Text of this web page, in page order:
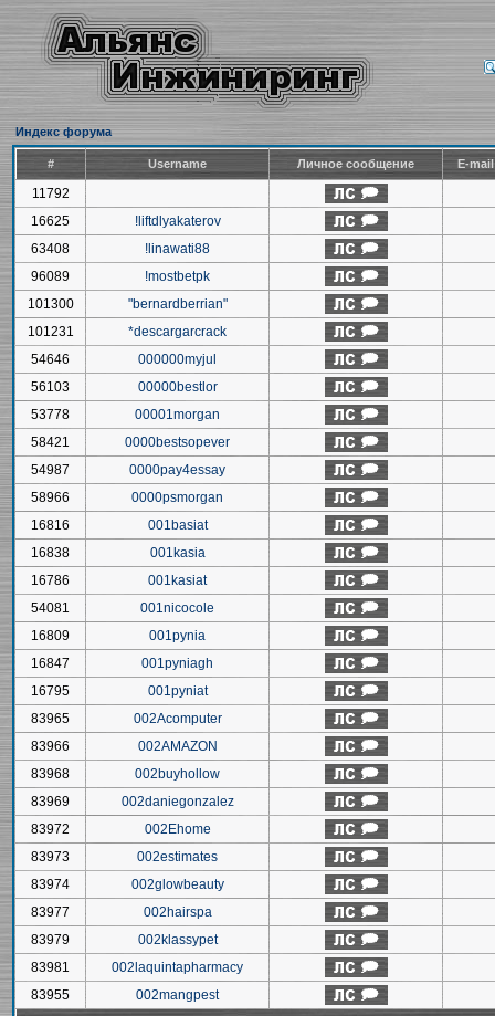
Индекс форума
# Username Личное сообщение E-
11792
16625
!liftdlyakaterov
63408
!linawati88
96089
!mostbetpk
101300
"bernardberrian"
101231
*descargarcrack
54646
000000myjul
56103
00000bestlor
53778
00001morgan
58421
0000bestsopever
54987
0000pay4essay
58966
0000psmorgan
16816
001basiat
16838
001kasia
16786
001kasiat
54081
001nicocole
16809
001pynia
16847
001pyniagh
16795
001pyniat
83965
002Acomputer
83966
002AMAZON
83968
002buyhollow
83969
002daniegonzalez
83972
002Ehome
83973
002estimates
83974
002glowbeauty
83977
002hairspa
83979
002klassypet
83981
002laquintapharmacy
83955
002mangpest